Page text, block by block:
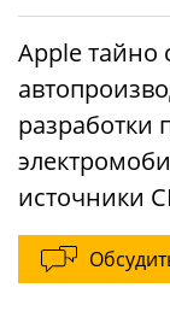
Apple тайно
разработки
источники